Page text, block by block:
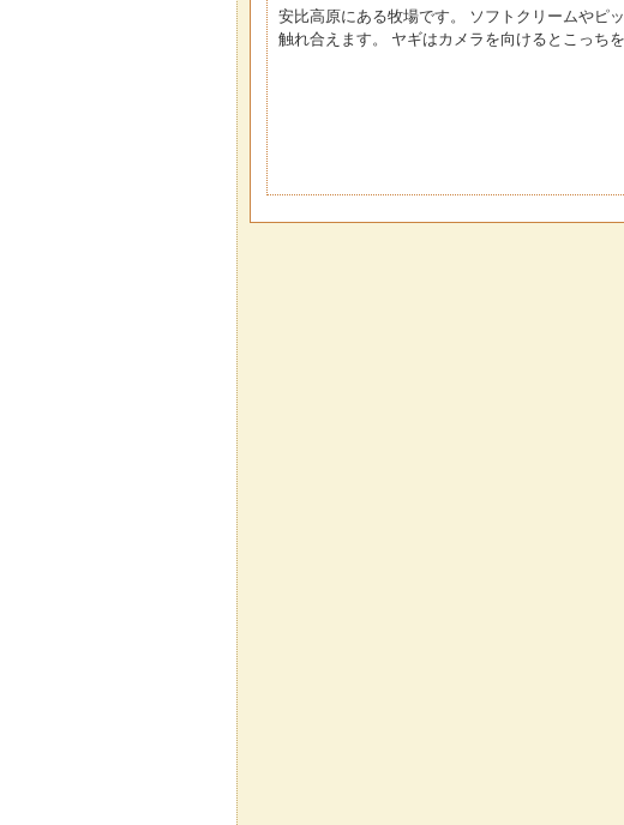
安比高原にある牧場です。 ソフトクリームやピ
触れ合えます。 ヤギはカメラを向けるとこっち